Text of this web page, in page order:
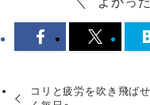
コリと疲労を吹き飛ば